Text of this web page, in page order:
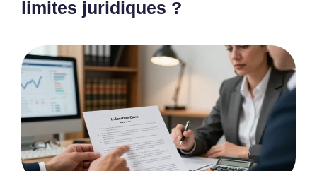
limites juridiques ?